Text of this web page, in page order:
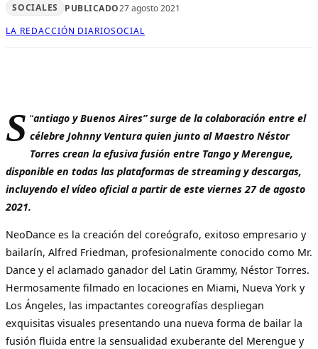
SOCIALES PUBLICADO27 agosto 2021
LA REDACCIÓN DIARIOSOCIAL
“
S antiago y Buenos Aires” surge de la colaboración entre el
célebre Johnny Ventura quien junto al Maestro Néstor
Torres crean la efusiva fusión entre Tango y Merengue,
disponible en todas las plataformas de streaming y descargas,
incluyendo el vídeo oficial a partir de este viernes 27 de agosto
2021.
NeoDance es la creación del coreógrafo, exitoso empresario y
bailarín, Alfred Friedman, profesionalmente conocido como Mr.
Dance y el aclamado ganador del Latin Grammy, Néstor Torres.
Hermosamente filmado en locaciones en Miami, Nueva York y
Los Ángeles, las impactantes coreografías despliegan
exquisitas visuales presentando una nueva forma de bailar la
fusión fluida entre la sensualidad exuberante del Merengue y